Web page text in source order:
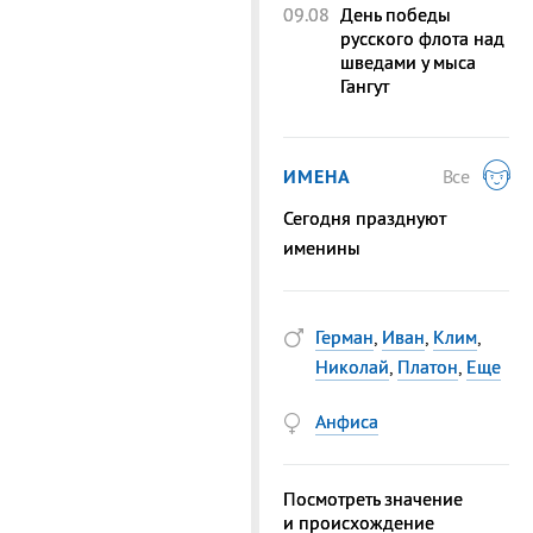
09.08 День победы
русского флота над
шведами у мыса
Гангут
ИМЕНА
Все
Сегодня празднуют
именины
Герман, Иван, Клим,
Николай, Платон, Еще
Анфиса
Посмотреть значение
и происхождение